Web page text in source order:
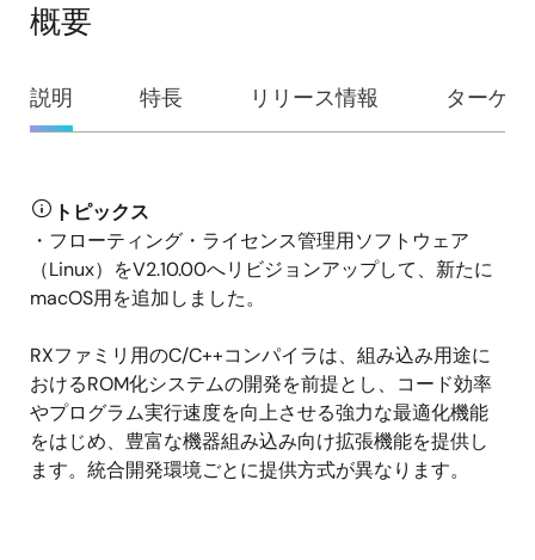
概要
概
要
説明 特長 リリース情報 ターゲ
説
明
トピックス
・フローティング・ライセンス管理用ソフトウェア
（Linux）をV2.10.00へリビジョンアップして、新たに
macOS用を追加しました。
RXファミリ用のC/C++コンパイラは、組み込み用途に
おけるROM化システムの開発を前提とし、コード効率
やプログラム実行速度を向上させる強力な最適化機能
をはじめ、豊富な機器組み込み向け拡張機能を提供し
ます。統合開発環境ごとに提供方式が異なります。